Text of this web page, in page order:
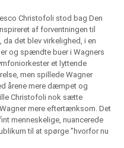
Christofoli stod bag Den
af forventningen til
da det blev virkelighed, i en
og spændte buer i Wagners
et lyttende
men spillede Wagner
årene mere dæmpet og
Christofoli nok sætte
mere eftertænksom. Det
menneskelige, nuancerede
til at spørge ”hvorfor nu